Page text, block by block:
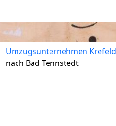
Umzugsunternehmen Krefeld
nach Bad Tennstedt